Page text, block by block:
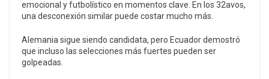
emocional y futbolístico en momentos clave. En los 32avos,
una desconexión similar puede costar mucho más.
Alemania sigue siendo candidata, pero Ecuador demostró
que incluso las selecciones más fuertes pueden ser
golpeadas.